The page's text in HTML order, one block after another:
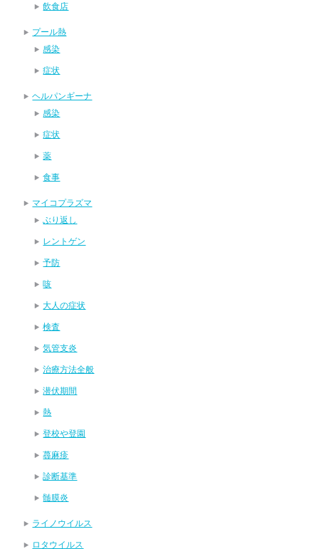
飲食店
プール熱
感染
症状
ヘルパンギーナ
感染
症状
薬
食事
マイコプラズマ
ぶり返し
レントゲン
予防
咳
大人の症状
検査
気管支炎
治療方法全般
潜伏期間
熱
登校や登園
蕁麻疹
診断基準
髄膜炎
ライノウイルス
ロタウイルス